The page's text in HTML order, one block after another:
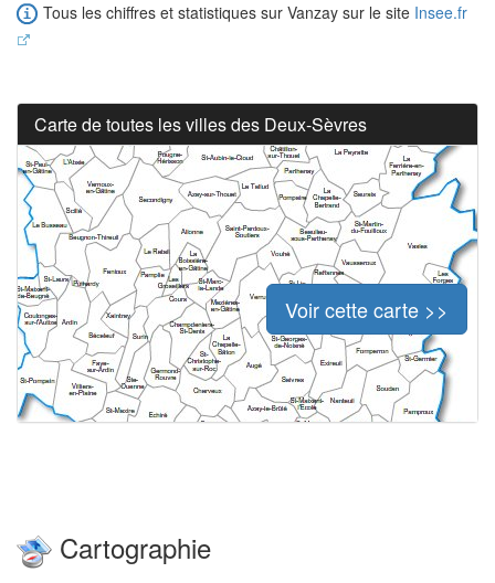
Tous les chiffres et statistiques sur Vanzay sur le site Insee.fr
Carte de toutes les villes des Deux-Sèvres
Voir cette carte >>
Cartographie